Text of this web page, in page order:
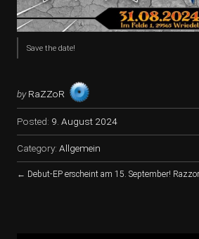
Save the date!
by RaZZoR
Posted: 9. August 2024
Category: Allgemein
← Debut-EP erscheint am 15. September!